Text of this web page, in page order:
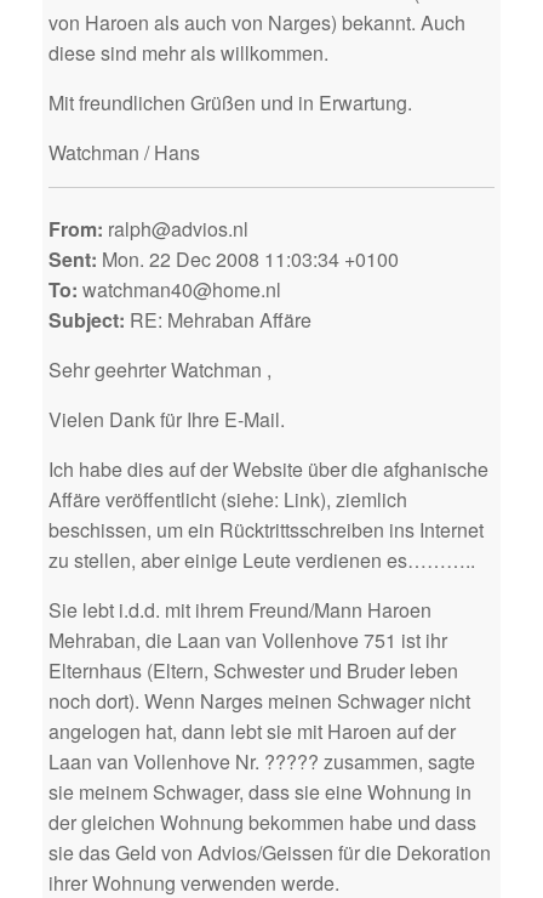
von Haroen als auch von Narges) bekannt. Auch
diese sind mehr als willkommen.
Mit freundlichen Grüßen und in Erwartung.
Watchman / Hans
From: ralph@advios.nl
Sent: Mon. 22 Dec 2008 11:03:34 +0100
To: watchman40@home.nl
Subject: RE: Mehraban Affäre
Sehr geehrter Watchman ,
Vielen Dank für Ihre E-Mail.
Ich habe dies auf der Website über die afghanische
Affäre veröffentlicht (siehe: Link), ziemlich
beschissen, um ein Rücktrittsschreiben ins Internet
zu stellen, aber einige Leute verdienen es………..
Sie lebt i.d.d. mit ihrem Freund/Mann Haroen
Mehraban, die Laan van Vollenhove 751 ist ihr
Elternhaus (Eltern, Schwester und Bruder leben
noch dort). Wenn Narges meinen Schwager nicht
angelogen hat, dann lebt sie mit Haroen auf der
Laan van Vollenhove Nr. ????? zusammen, sagte
sie meinem Schwager, dass sie eine Wohnung in
der gleichen Wohnung bekommen habe und dass
sie das Geld von Advios/Geissen für die Dekoration
ihrer Wohnung verwenden werde.